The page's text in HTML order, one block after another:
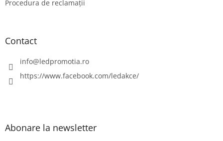
Procedura de reclamații
Contact
info@ledpromotia.ro
https://www.facebook.com/ledakce/
Abonare la newsletter